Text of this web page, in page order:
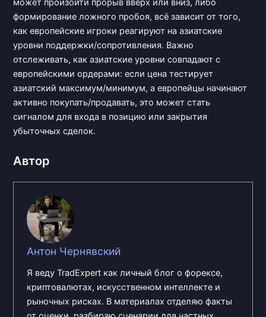
может произойти прорыв вверх или вниз, либо
формирование ложного пробоя, всё зависит от того,
как европейские игроки реагируют на азиатские
уровни поддержки/сопротивления. Важно
отслеживать, как азиатские уровни совпадают с
европейскими ордерами: если цена тестирует
азиатский максимум/минимум, а европейцы начинают
активно покупать/продавать, это может стать
сигналом для входа в позицию или закрытия
убыточных сделок.
Автор
Антон Чернявский
Я веду TradExpert как личный блог о форексе,
криптовалютах, искусственном интеллекте и
рыночных рисках. В материалах отделяю факты